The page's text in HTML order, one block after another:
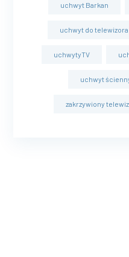
uchwyt Barkan
uchwyt do telewizora
uchwytyTV
uchwyt
zakrzywiony